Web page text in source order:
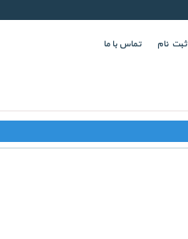
ثبت نام تماس با ما